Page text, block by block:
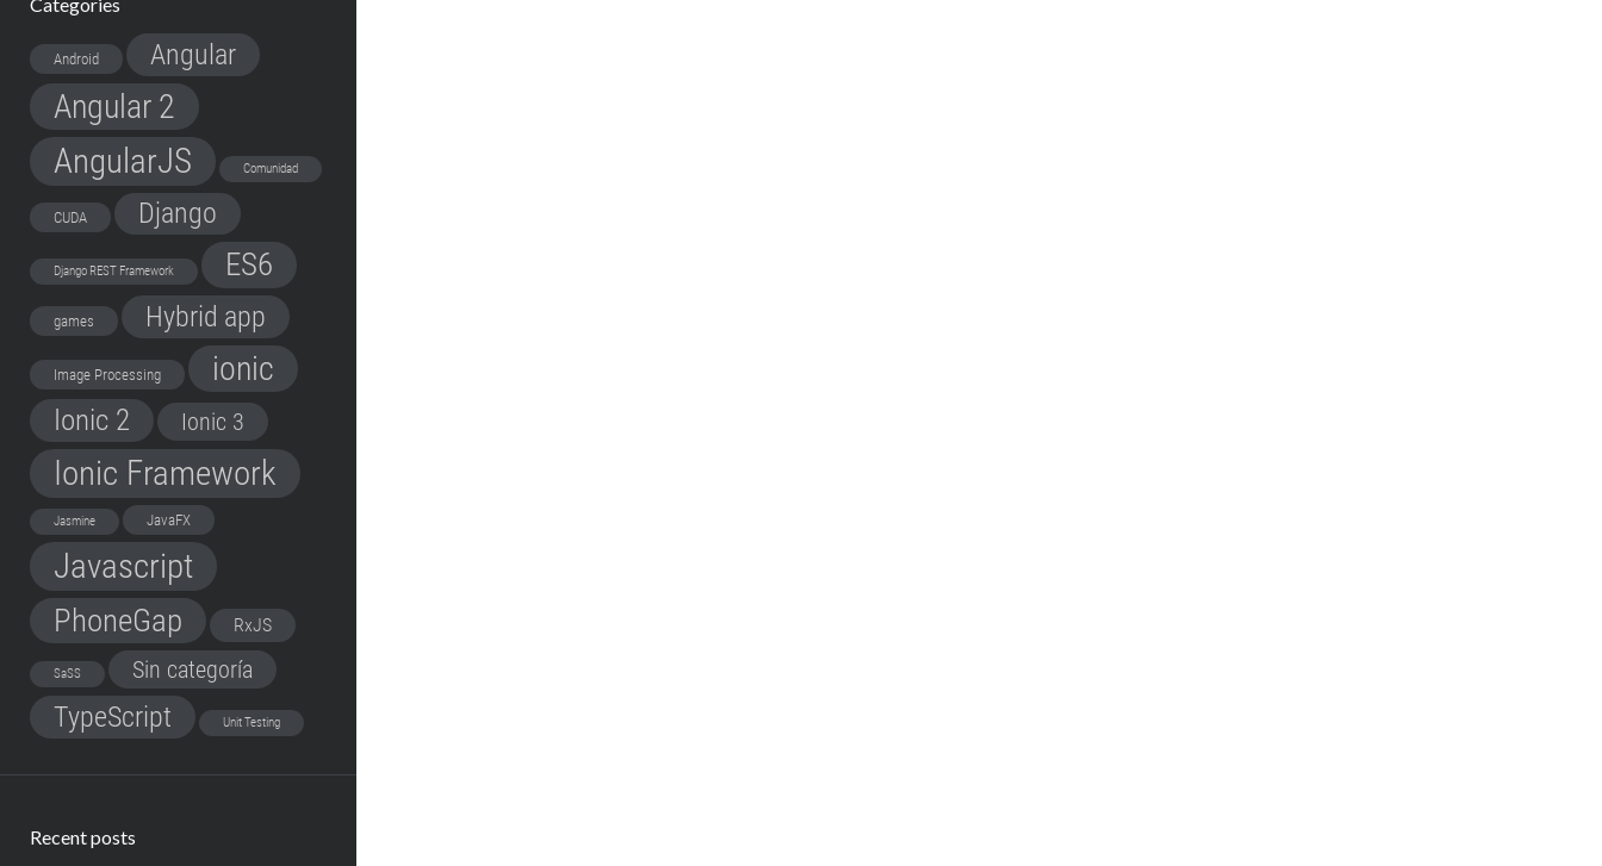
Categories
Android Angular
Angular 2
AngularJS Comunidad
CUDA Django
Django REST Framework ES6
games Hybrid app
Image Processing ionic
Ionic 2 Ionic 3
Ionic Framework
Jasmine JavaFX
Javascript
PhoneGap RxJS
SaSS Sin categoría
TypeScript Unit Testing
Recent posts